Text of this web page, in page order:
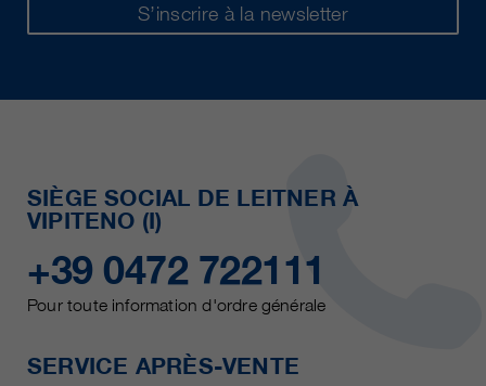
S’inscrire à la newsletter
SIÈGE SOCIAL DE LEITNER À
VIPITENO (I)
+39 0472 722111
Pour toute information d'ordre générale
SERVICE APRÈS-VENTE